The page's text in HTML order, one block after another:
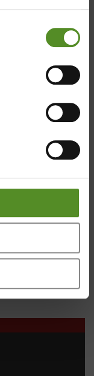
17:00